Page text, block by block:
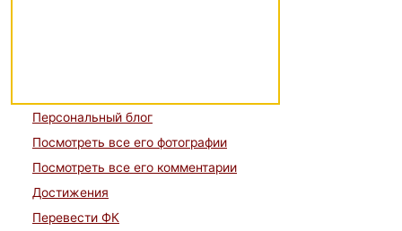
Персональный блог
Посмотреть все его фотографии
Посмотреть все его комментарии
Достижения
Перевести ФК